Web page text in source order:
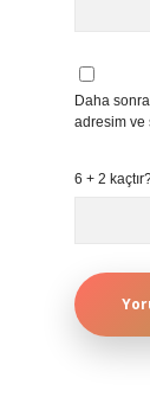
Daha
adresim ve
6 + 2